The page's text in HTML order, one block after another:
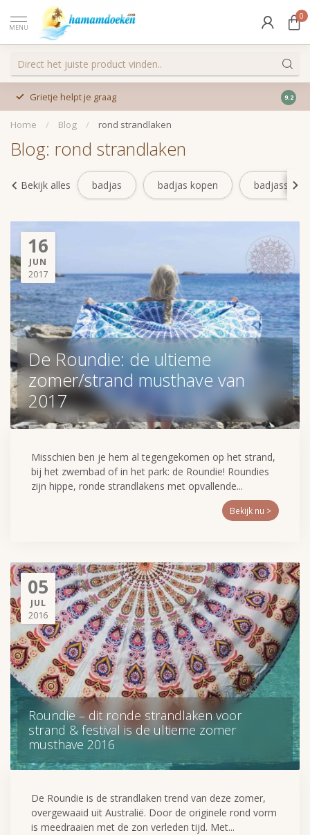
MENU
0
Grietje helpt je graag 9.2
Home / Blog / rond strandlaken
Blog: rond strandlaken
Bekijk alles badjas badjas kopen
16
JUN
2017
De Roundie: de ultieme
zomer/strand musthave van
2017
Misschien ben je hem al tegengekomen op het strand,
bij het zwembad of in het park: de Roundie! Roundies
zijn hippe, ronde strandlakens met opvallende...
Bekijk nu >
05
JUL
2016
Roundie – dit ronde strandlaken voor
strand & festival is de ultieme zomer
musthave 2016
De Roundie is de strandlaken trend van deze zomer,
overgewaaid uit Australië. Door de originele rond vorm
is meedraaien met de zon verleden tijd. Met...